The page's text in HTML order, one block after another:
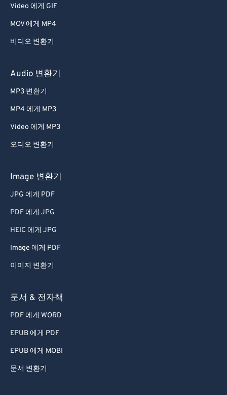
Video 에게 GIF
MOV 에게 MP4
비디오 변환기
Audio 변환기
MP3 변환기
MP4 에게 MP3
Video 에게 MP3
오디오 변환기
Image 변환기
JPG 에게 PDF
PDF 에게 JPG
HEIC 에게 JPG
Image 에게 PDF
이미지 변환기
문서 & 전자책
PDF 에게 WORD
EPUB 에게 PDF
EPUB 에게 MOBI
문서 변환기